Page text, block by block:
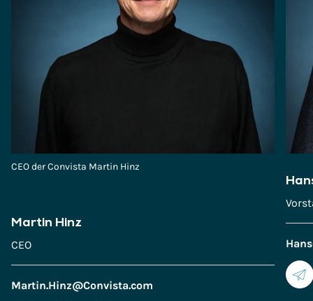
CEO der Convista Martin Hinz
Martin Hinz
CEO
Martin.Hinz@Convista.com